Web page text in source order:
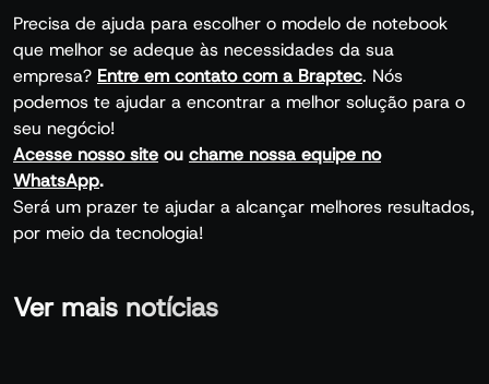
Precisa de ajuda para escolher o modelo de notebook
que melhor se adeque às necessidades da sua
empresa? Entre em contato com a Braptec. Nós
podemos te ajudar a encontrar a melhor solução para o
seu negócio!
Acesse nosso site ou chame nossa equipe no
WhatsApp.
Será um prazer te ajudar a alcançar melhores resultados,
por meio da tecnologia!
Ver mais notícias